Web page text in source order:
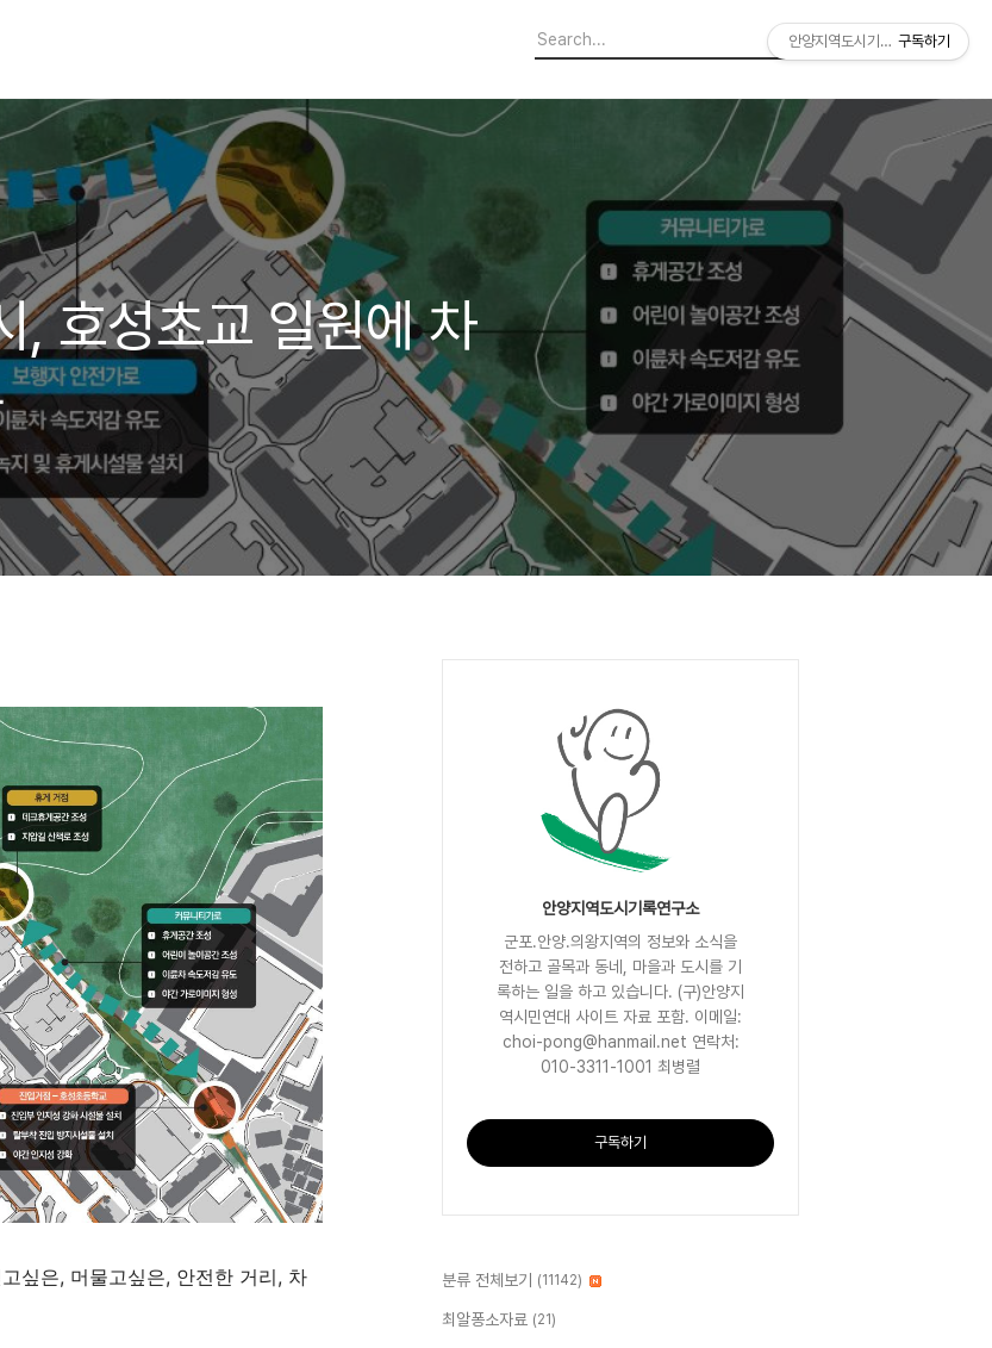
호성초교 일원에 차
싶은, 머물고싶은, 안전한 거리, 차
안양지역도시기록연구소
군포.안양.의왕지역의 정보와 소식을
전하고 골목과 동네, 마을과 도시를 기
록하는 일을 하고 있습니다. (구)안양지
역시민연대 사이트 자료 포함. 이메일:
choi-pong@hanmail.net 연락처:
010-3311-1001 최병렬
구독하기
분류 전체보기 (11142)
최알퐁소자료 (21)
안양지역도시기록연구소
구독하기